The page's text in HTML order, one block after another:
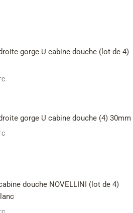
gorge U cabine douche (lot de 4)
gorge U cabine douche (4) 30mm
douche NOVELLINI (lot de 4)